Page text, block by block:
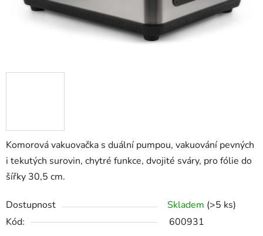
Komorová vakuovačka s duální pumpou, vakuování pevných
i tekutých surovin, chytré funkce, dvojité sváry, pro fólie do
šířky 30,5 cm.
Dostupnost Skladem (>5 ks)
Kód:
600931